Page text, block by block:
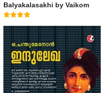
Balyakalasakhi by Vaikom
Muhammad Basheer
4.60
out of 5